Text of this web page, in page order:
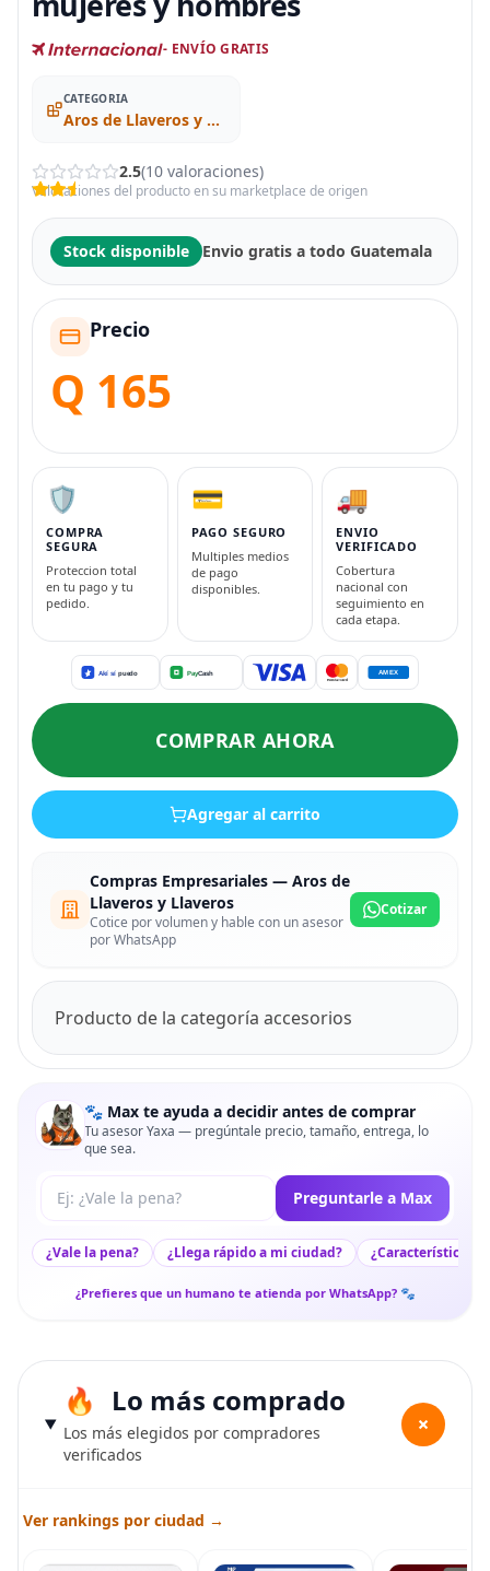
- ENVÍO GRATIS
CATEGORIA
Aros de Llaveros y Llaveros
2.5(10 valoraciones)
Valoraciones del producto en su marketplace de origen
Stock disponible Envio gratis a todo Guatemala
Precio
Q 165
🛡️
COMPRA
SEGURA
Proteccion total
en tu pago y tu
pedido.
💳
PAGO SEGURO
Multiples medios
de pago
disponibles.
🚚
ENVIO
VERIFICADO
Cobertura
nacional con
seguimiento en
cada etapa.
COMPRAR AHORA
Agregar al carrito
Compras Empresariales — Aros de
Llaveros y Llaveros
Cotice por volumen y hable con un asesor
por WhatsApp
Cotizar
Producto de la categoría accesorios
🐾 Max te ayuda a decidir antes de comprar
Tu asesor Yaxa — pregúntale precio, tamaño, entrega, lo
que sea.
Tu pregunta a Max Preguntarle a Max
¿Vale la pena? ¿Llega rápido a mi ciudad? ¿Características
¿Prefieres que un humano te atienda por WhatsApp? 🐾
Lo más comprado
Los más elegidos por compradores
verificados
+
Ver rankings por ciudad →